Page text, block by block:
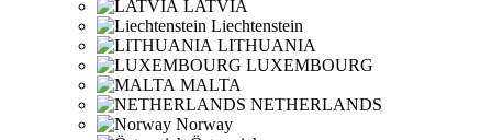
LATVIA
Liechtenstein
LITHUANIA
LUXEMBOURG
MALTA
NETHERLANDS
Norway